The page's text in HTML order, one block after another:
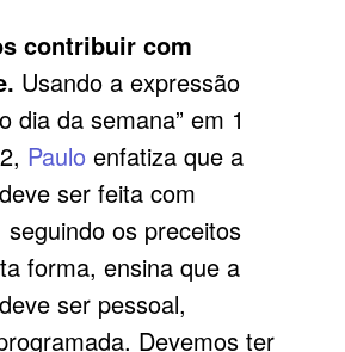
contribuir com
Usando a expressão
dia da semana” em 1
Pauloenfatiza que a
ser feita com
seguindo os preceitos
forma, ensina que a
ser pessoal,
Devemos ter